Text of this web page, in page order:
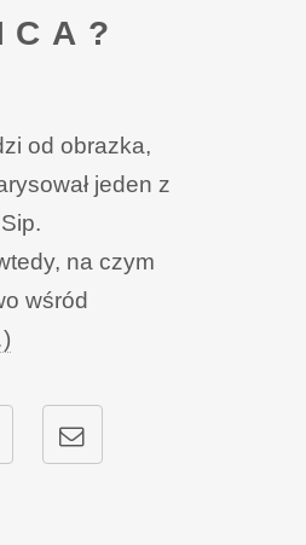
od obrazka,
jeden z
na czym
wśród